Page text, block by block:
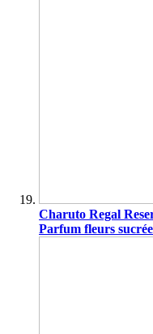
Charuto Regal
Parfum fleurs